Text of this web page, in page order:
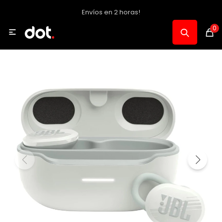
Envíos en 2 horas!
0

Celulares, Relojes y Tablets
Informática
Audio, Foto y Video